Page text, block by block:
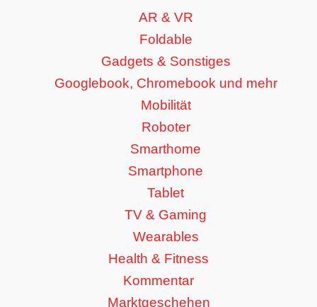
AR & VR
Foldable
Gadgets & Sonstiges
Googlebook, Chromebook und mehr
Mobilität
Roboter
Smarthome
Smartphone
Tablet
TV & Gaming
Wearables
Health & Fitness
Kommentar
Marktgeschehen